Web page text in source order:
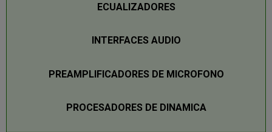
ECUALIZADORES
INTERFACES AUDIO
PREAMPLIFICADORES DE MICROFONO
PROCESADORES DE DINAMICA